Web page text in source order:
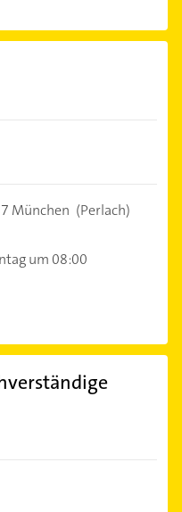
München (Perlach)
um 08:00